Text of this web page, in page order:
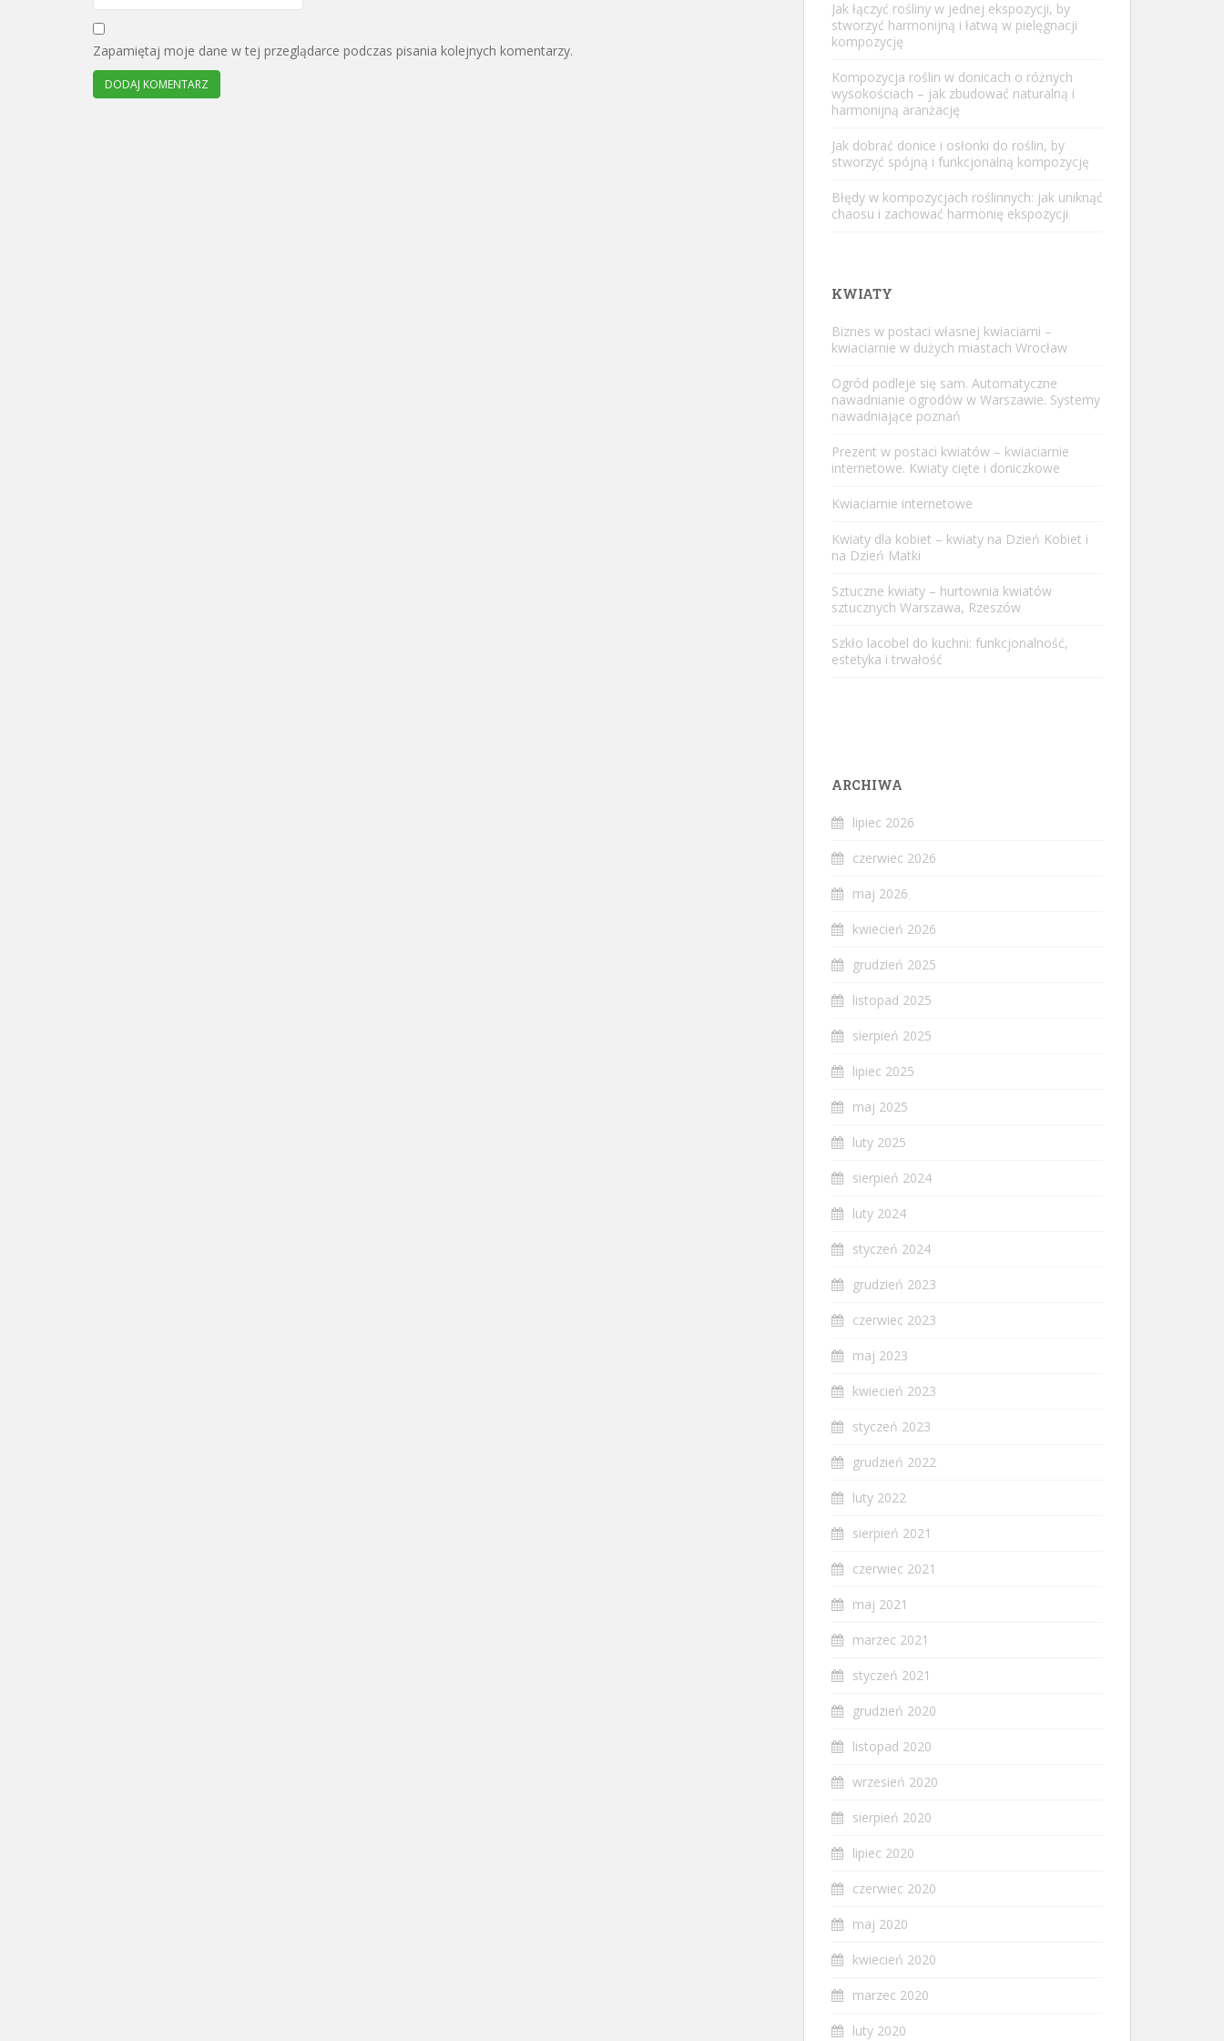
Zapamiętaj moje dane w tej przeglądarce podczas pisania kolejnych komentarzy.
Jak łączyć rośliny w jednej ekspozycji, by
stworzyć harmonijną i łatwą w pielęgnacji
kompozycję
Kompozycja roślin w donicach o różnych
wysokościach – jak zbudować naturalną i
harmonijną aranżację
Jak dobrać donice i osłonki do roślin, by
stworzyć spójną i funkcjonalną kompozycję
Błędy w kompozycjach roślinnych: jak uniknąć
chaosu i zachować harmonię ekspozycji
KWIATY
Biznes w postaci własnej kwiaciarni –
kwiaciarnie w dużych miastach Wrocław
Ogród podleje się sam. Automatyczne
nawadnianie ogrodów w Warszawie. Systemy
nawadniające poznań
Prezent w postaci kwiatów – kwiaciarnie
internetowe. Kwiaty cięte i doniczkowe
Kwiaciarnie internetowe
Kwiaty dla kobiet – kwiaty na Dzień Kobiet i
na Dzień Matki
Sztuczne kwiaty – hurtownia kwiatów
sztucznych Warszawa, Rzeszów
Szkło lacobel do kuchni: funkcjonalność,
estetyka i trwałość
ARCHIWA
lipiec 2026
czerwiec 2026
maj 2026
kwiecień 2026
grudzień 2025
listopad 2025
sierpień 2025
lipiec 2025
maj 2025
luty 2025
sierpień 2024
luty 2024
styczeń 2024
grudzień 2023
czerwiec 2023
maj 2023
kwiecień 2023
styczeń 2023
grudzień 2022
luty 2022
sierpień 2021
czerwiec 2021
maj 2021
marzec 2021
styczeń 2021
grudzień 2020
listopad 2020
wrzesień 2020
sierpień 2020
lipiec 2020
czerwiec 2020
maj 2020
kwiecień 2020
marzec 2020
luty 2020